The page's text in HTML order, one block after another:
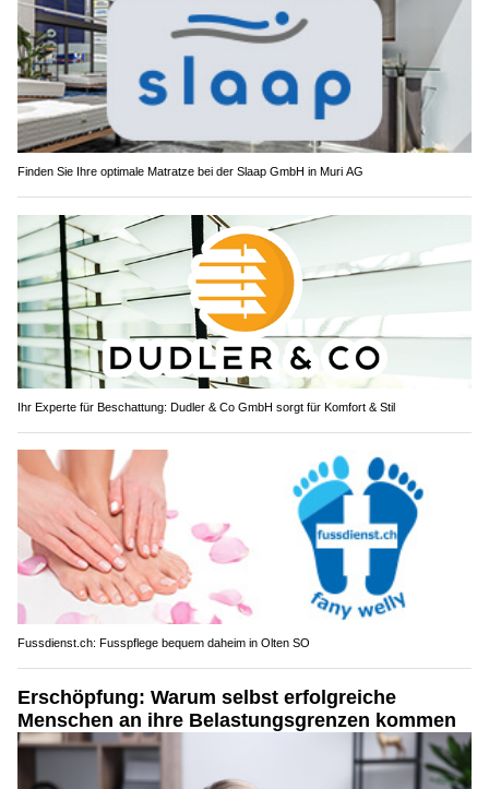
Finden Sie Ihre optimale Matratze bei der Slaap GmbH in Muri AG
Ihr Experte für Beschattung: Dudler & Co GmbH sorgt für Komfort & Stil
Fussdienst.ch: Fusspflege bequem daheim in Olten SO
Erschöpfung: Warum selbst erfolgreiche
Menschen an ihre Belastungsgrenzen kommen